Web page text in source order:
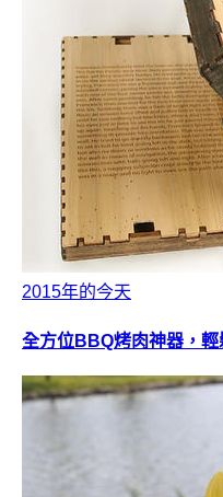
2015年的今天
全方位BBQ烤肉神器，